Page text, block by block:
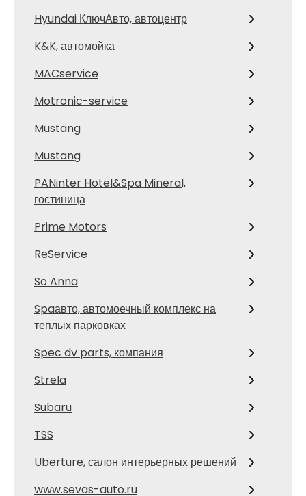
Hyundai КлючАвто, автоцентр
K&K, автомойка
MACservice
Motronic-service
Mustang
Mustang
PANinter Hotel&Spa Mineral,
гостиница
Prime Motors
ReService
So Anna
Spaавто, автомоечный комплекс на
теплых парковках
Spec dv parts, компания
Strela
Subaru
TSS
Uberture, салон интерьерных решений
www.sevas-auto.ru